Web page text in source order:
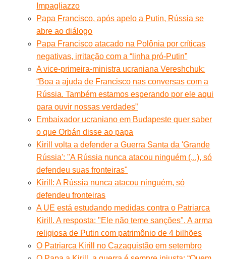
Impagliazzo
Papa Francisco, após apelo a Putin, Rússia se
abre ao diálogo
Papa Francisco atacado na Polônia por críticas
negativas, irritação com a “linha pró-Putin”
A vice-primeira-ministra ucraniana Vereshchuk:
“Boa a ajuda de Francisco nas conversas com a
Rússia. Também estamos esperando por ele aqui
para ouvir nossas verdades”
Embaixador ucraniano em Budapeste quer saber
o que Orbán disse ao papa
Kirill volta a defender a Guerra Santa da 'Grande
Rússia': "A Rússia nunca atacou ninguém (...), só
defendeu suas fronteiras"
Kirill: A Rússia nunca atacou ninguém, só
defendeu fronteiras
A UE está estudando medidas contra o Patriarca
Kirill. A resposta: "Ele não teme sanções". A arma
religiosa de Putin com patrimônio de 4 bilhões
O Patriarca Kirill no Cazaquistão em setembro